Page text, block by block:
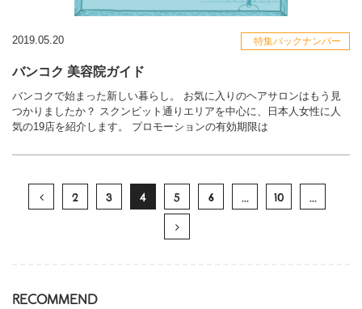
2019.05.20 特集バックナンバー
バンコク 美容院ガイド
バンコクで始まった新しい暮らし。 お気に入りのヘアサロンはもう見
つかりましたか？ スクンビット通りエリアを中心に、日本人女性に人
気の19店を紹介します。 プロモーションの有効期限は
2 3 4 5 6 ... 10 ...
RECOMMEND